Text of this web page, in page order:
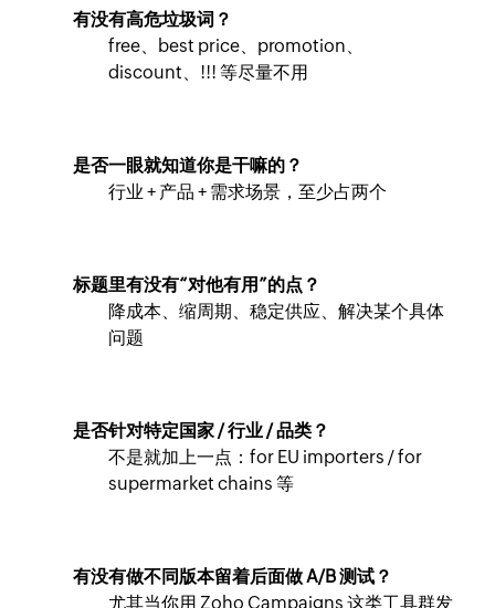
有没有高危垃圾词？
free、best price、promotion、
discount、!!! 等尽量不用
是否一眼就知道你是干嘛的？
行业 + 产品 + 需求场景，至少占两个
标题里有没有“对他有用”的点？
降成本、缩周期、稳定供应、解决某个具体
问题
是否针对特定国家 / 行业 / 品类？
不是就加上一点：for EU importers / for
supermarket chains 等
有没有做不同版本留着后面做 A/B 测试？
尤其当你用 Zoho Campaigns 这类工具群发